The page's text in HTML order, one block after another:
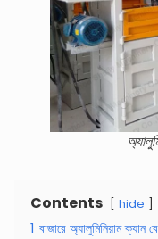
Contents hide
1 বাজারে অ্যালুমিনিয়াম ক্যান